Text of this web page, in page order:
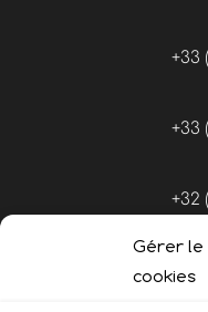
Gérer le
cookies
k
+33
+33
+32